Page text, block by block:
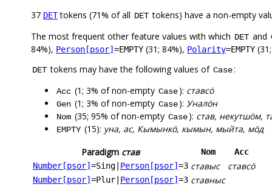
37 DETtokens (71% of all DET tokens) have a non-empty
The most frequent other feature values with which DET and
84%), Person[psor] =EMPTY (31; 84%), Polarity=EMPTY
DET tokens may have the following values of Case:
Acc (1; 3% of non-empty Case): ставсӧ
Gen (1; 3% of non-empty Case): Уналӧн
Nom (35; 95% of non-empty Case): став, некутшӧм,
EMPTY (15): уна, ас, Кымынкӧ, кымын, мыйта, мӧд
Paradigm став Nom
Acc
Number[psor] =Sing Person[psor] =3 ставыс ставсӧ
Number[psor] =Plur Person[psor] =3 ставныс